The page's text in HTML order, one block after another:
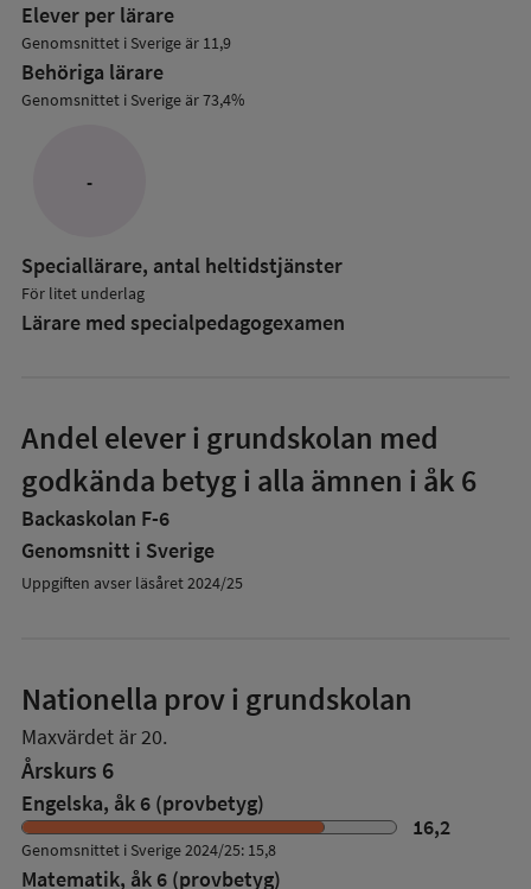
Elever per lärare
Genomsnittet i Sverige är 11,9
Behöriga lärare
Genomsnittet i Sverige är 73,4%
-
Speciallärare, antal heltidstjänster
För litet underlag
Lärare med specialpedagog­examen
Andel elever i grundskolan med
godkända betyg i alla ämnen i åk 6
Backaskolan F-6
Genomsnitt i Sverige
Uppgiften avser läsåret 2024/25
Nationella prov i grundskolan
Maxvärdet är 20.
Årskurs 6
Engelska, åk 6 (provbetyg)
16,2
Genomsnittet i Sverige 2024/25: 15,8
Matematik, åk 6 (provbetyg)